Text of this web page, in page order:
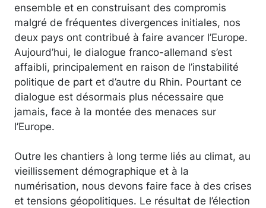
ensemble et en construisant des compromis
malgré de fréquentes divergences initiales, nos
deux pays ont contribué à faire avancer l’Europe.
Aujourd’hui, le dialogue franco-allemand s’est
affaibli, principalement en raison de l’instabilité
politique de part et d’autre du Rhin. Pourtant ce
dialogue est désormais plus nécessaire que
jamais, face à la montée des menaces sur
l’Europe.
Outre les chantiers à long terme liés au climat, au
vieillissement démographique et à la
numérisation, nous devons faire face à des crises
et tensions géopolitiques. Le résultat de l’élection